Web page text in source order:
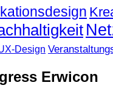
Design
Erwicon